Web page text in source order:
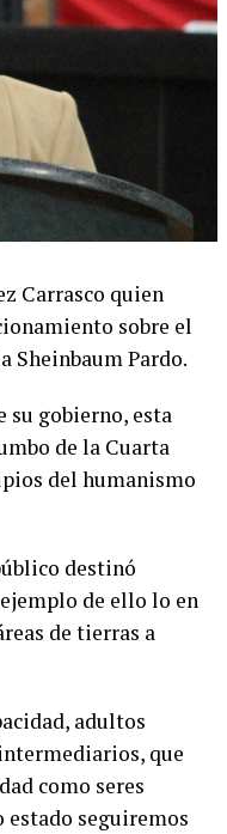
Carrasco quien
sobre el
Sheinbaum Pardo.
su gobierno, esta
de la Cuarta
del humanismo
destinó
de ello lo en
de tierras a
adultos
que
como seres
estado seguiremos